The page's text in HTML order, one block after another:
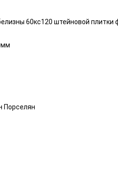
60кс120 штейновой
Порселян